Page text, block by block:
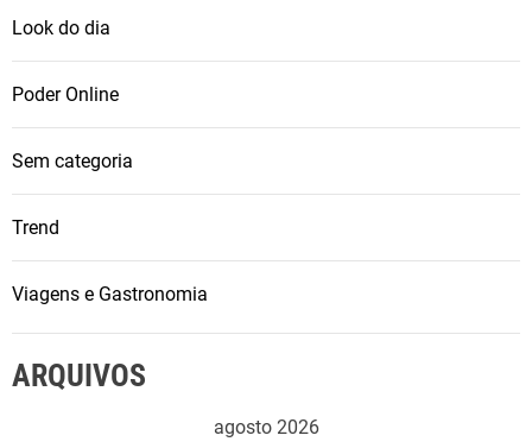
Look do dia
Poder Online
Sem categoria
Trend
Viagens e Gastronomia
ARQUIVOS
agosto 2026